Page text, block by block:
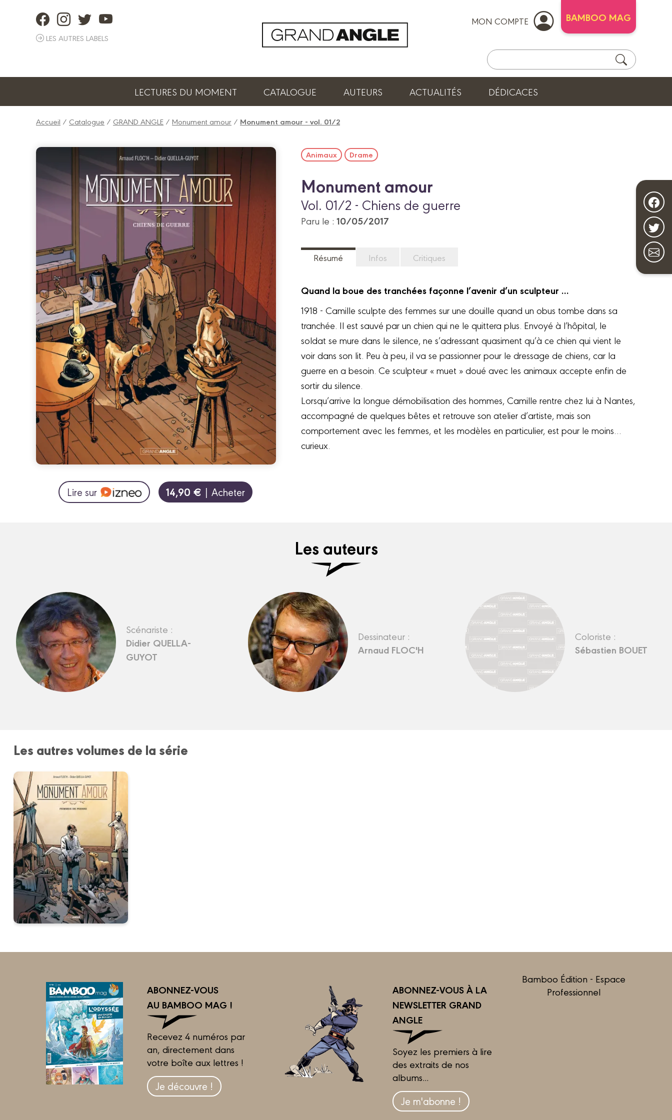
LES AUTRES LABELS
MON COMPTE BAMBOO MAG
LECTURES DU MOMENT CATALOGUE AUTEURS ACTUALITÉS DÉDICACES
Accueil / Catalogue / GRAND ANGLE / Monument amour / Monument amour - vol. 01/2
Lire sur 14,90 € | Acheter
Animaux Drame
Monument amour
Vol. 01/2 - Chiens de guerre
Paru le : 10/05/2017
Résumé Infos Critiques
Quand la boue des tranchées façonne l’avenir d’un sculpteur …
1918 - Camille sculpte des femmes sur une douille quand un obus tombe dans sa
tranchée. Il est sauvé par un chien qui ne le quittera plus. Envoyé à l’hôpital, le
soldat se mure dans le silence, ne s’adressant quasiment qu’à ce chien qui vient le
voir dans son lit. Peu à peu, il va se passionner pour le dressage de chiens, car la
guerre en a besoin. Ce sculpteur « muet » doué avec les animaux accepte enfin de
sortir du silence.
Lorsqu’arrive la longue démobilisation des hommes, Camille rentre chez lui à Nantes,
accompagné de quelques bêtes et retrouve son atelier d’artiste, mais son
comportement avec les femmes, et les modèles en particulier, est pour le moins…
curieux.
Les auteurs
Scénariste :
Didier QUELLA-
GUYOT
Dessinateur :
Arnaud FLOC'H
Coloriste :
Sébastien BOUET
Les autres volumes de la série
ABONNEZ-VOUS
AU BAMBOO MAG !
Recevez 4 numéros par
an, directement dans
votre boîte aux lettres !
Je découvre !
ABONNEZ-VOUS À LA
NEWSLETTER GRAND
ANGLE
Soyez les premiers à lire
des extraits de nos
albums...
Je m'abonne !
Bamboo Édition - Espace
Professionnel